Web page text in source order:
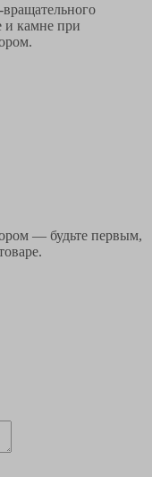
вращательного
и камне при
— будьте первым,